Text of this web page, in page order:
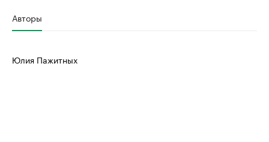
Авторы
Юлия Пажитных